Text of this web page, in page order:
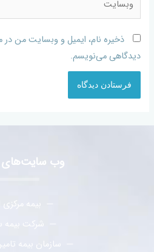
ذخیره نام، ایمیل و وبسایت من در
دیدگاهی می‌نویسم.
وب سایت‌های
بیمه مرکزی
شرکت بیمه
سازمان بیمه